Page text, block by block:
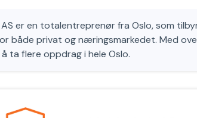
er en totalentreprenør fra Oslo, som
både privat og næringsmarkedet. Med
ta flere oppdrag i hele Oslo.